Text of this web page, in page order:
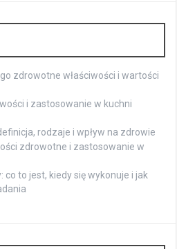
zdrowotne właściwości i wartości
i zastosowanie w kuchni
rodzaje i wpływ na zdrowie
zdrowotne i zastosowanie w
to jest, kiedy się wykonuje i jak